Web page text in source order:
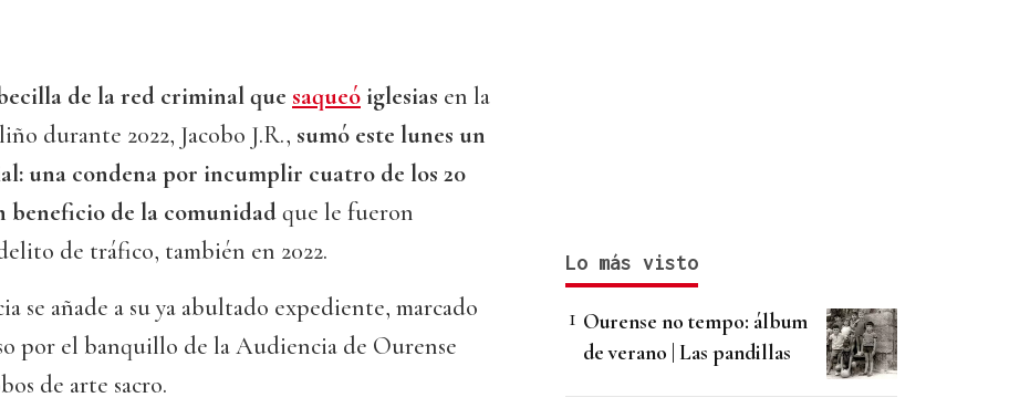
de la red criminal que saqueó iglesias en la
durante 2022, Jacobo J.R., sumó este lunes un
una condena por incumplir cuatro de los 20
beneficio de la comunidadque le fueron
de tráfico, también en 2022.
se añade a su ya abultado expediente, marcado
por el banquillo de la Audiencia de Ourense
de arte sacro.
Lo más visto
Ourense no tempo: álbum
de verano | Las pandillas